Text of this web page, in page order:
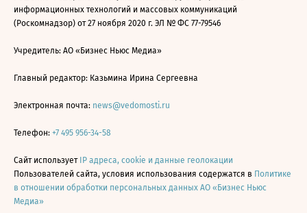
информационных технологий и массовых коммуникаций
(Роскомнадзор) от 27 ноября 2020 г. ЭЛ № ФС 77-79546
Учредитель: АО «Бизнес Ньюс Медиа»
Главный редактор: Казьмина Ирина Сергеевна
Электронная почта: news@vedomosti.ru
Телефон: +7 495 956-34-58
Сайт использует IP адреса, cookie и данные геолокации
Пользователей сайта, условия использования содержатся в Политике
в отношении обработки персональных данных АО «Бизнес Ньюс
Медиа»